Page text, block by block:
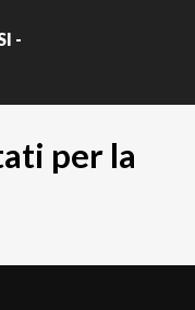
-
per la